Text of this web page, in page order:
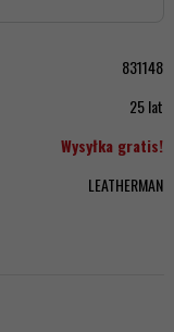
831148
25 lat
Wysyłka gratis!
LEATHERMAN